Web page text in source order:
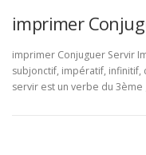
imprimer
imprimer Conjuguer Servir
subjonctif, impératif,
servir est un verbe du